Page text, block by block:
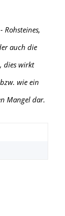
Rohsteines,
auch die
dies wirkt
bzw. wie ein
Mangel dar.